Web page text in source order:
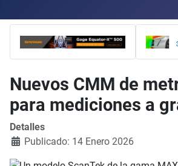
Nuevos CMM de
para mediciones a
Detalles
Publicado: 14 Enero 2026